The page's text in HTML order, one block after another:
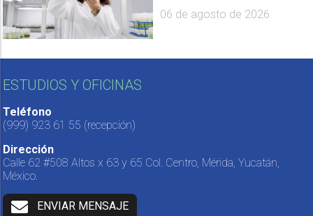
06 de agosto de 2026
ESTUDIOS Y OFICINAS
Teléfono
(999) 923 61 55 (recepción)
Dirección
Calle 62 #508 Altos x 63 y 65 Col. Centro, Mérida, Yucatán,
México.
ENVIAR MENSAJE